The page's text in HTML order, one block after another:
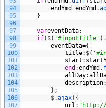
94
95
96
97
98
99
100
101
102
103
104
105
106
107
endYmd=endYmd .
}
vareventData;
if( $( '#inputTitle' ) .
eventData={
title: $(
start :
end :endYmd .
allDay:
description:
} ;
$.ajax( {
url : "http://